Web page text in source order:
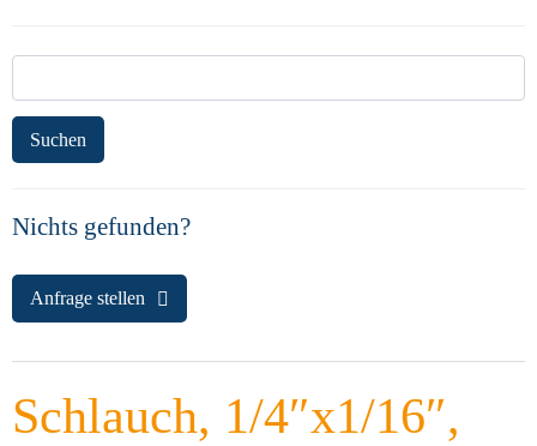
Suchen
Nichts gefunden?
Anfrage stellen
Schlauch, 1/4″x1/16″,